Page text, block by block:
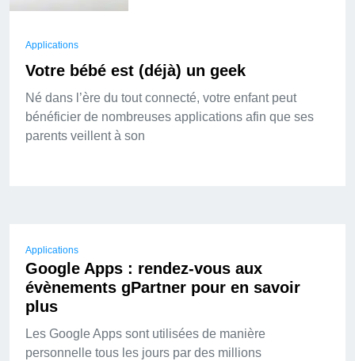
Applications
Votre bébé est (déjà) un geek
Né dans l’ère du tout connecté, votre enfant peut
bénéficier de nombreuses applications afin que ses
parents veillent à son
Applications
Google Apps : rendez-vous aux
évènements gPartner pour en savoir
plus
Les Google Apps sont utilisées de manière
personnelle tous les jours par des millions